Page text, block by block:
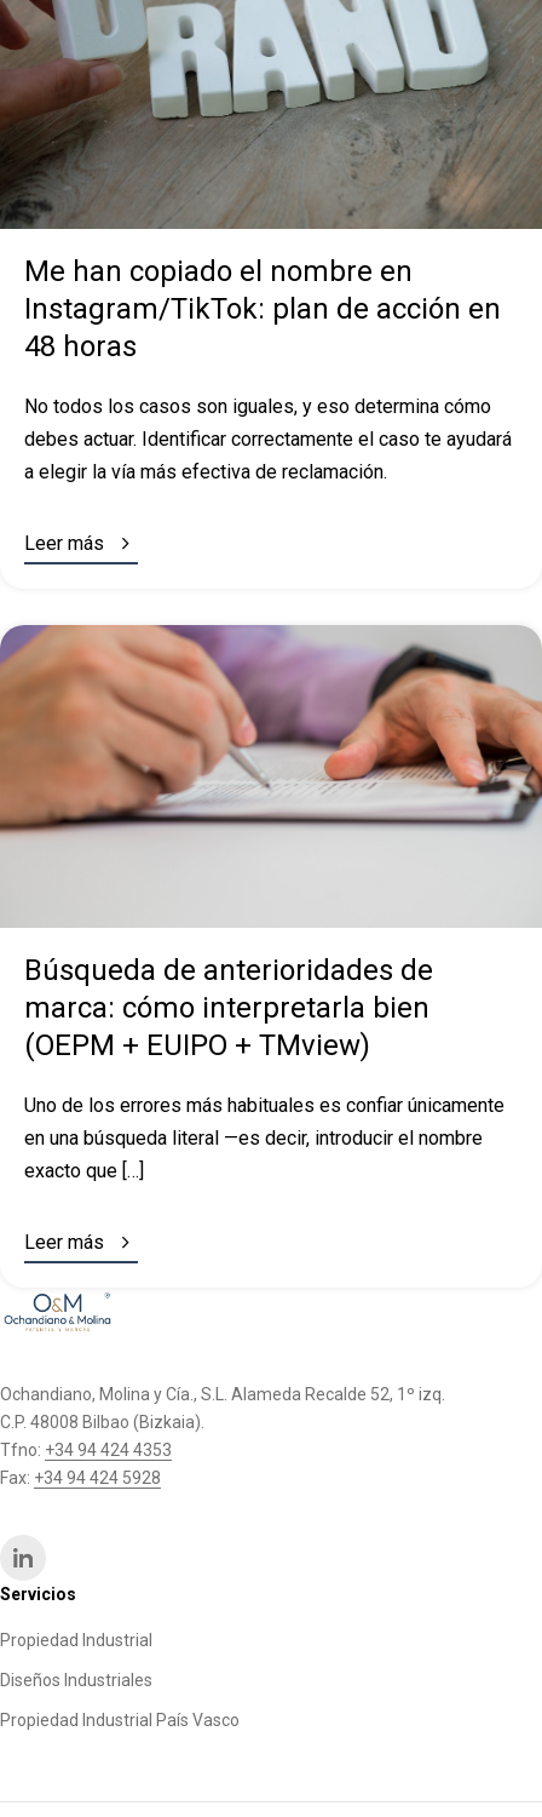
Me han copiado el nombre en
Instagram/TikTok: plan de acción en
48 horas
No todos los casos son iguales, y eso determina cómo
debes actuar. Identificar correctamente el caso te ayudará
a elegir la vía más efectiva de reclamación.
Leer más 
Búsqueda de anterioridades de
marca: cómo interpretarla bien
(OEPM + EUIPO + TMview)
Uno de los errores más habituales es confiar únicamente
en una búsqueda literal —es decir, introducir el nombre
exacto que […]
Leer más 
Ochandiano, Molina y Cía., S.L. Alameda Recalde 52, 1º izq.
C.P. 48008 Bilbao (Bizkaia).
Tfno: +34 94 424 4353
Fax: +34 94 424 5928
Servicios
Propiedad Industrial
Diseños Industriales
Propiedad Industrial País Vasco